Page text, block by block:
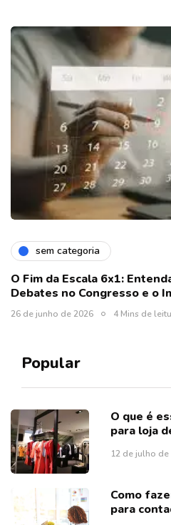
sem categoria
O Fim da Escala 6x1:
Debates no Congresso e o
26 de junho de 2026 4 Mins de
Popular
O que é
para loja
12 de julho de
Como
para